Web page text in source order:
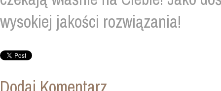
wysokiej jakości rozwiązania!